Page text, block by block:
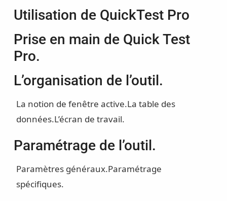
Utilisation de QuickTest Pro
Prise en main de Quick Test
Pro.
L’organisation de l’outil.
La notion de fenêtre active.La table des
données.L’écran de travail.
Paramétrage de l’outil.
Paramètres généraux.Paramétrage
spécifiques.